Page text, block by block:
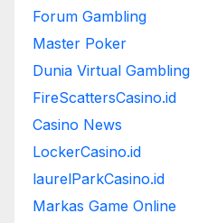
Forum Gambling
Master Poker
Dunia Virtual Gambling
FireScattersCasino.id
Casino News
LockerCasino.id
laurelParkCasino.id
Markas Game Online